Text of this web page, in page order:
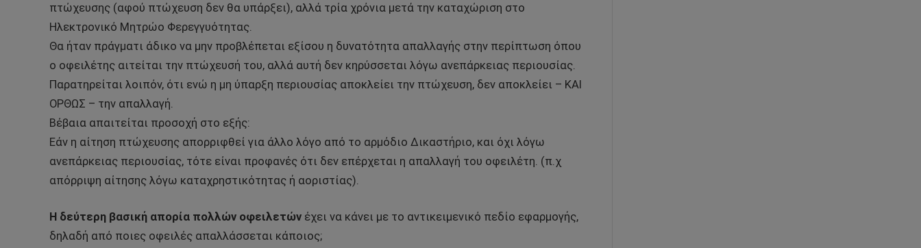
πτώχευσης (αφού πτώχευση δεν θα υπάρξει), αλλά τρία χρόνια μετά την καταχώριση στο
Ηλεκτρονικό Μητρώο Φερεγγυότητας.
Θα ήταν πράγματι άδικο να μην προβλέπεται εξίσου η δυνατότητα απαλλαγής στην περίπτωση όπου
ο οφειλέτης αιτείται την πτώχευσή του, αλλά αυτή δεν κηρύσσεται λόγω ανεπάρκειας περιουσίας.
Παρατηρείται λοιπόν, ότι ενώ η μη ύπαρξη περιουσίας αποκλείει την πτώχευση, δεν αποκλείει – ΚΑΙ
ΟΡΘΩΣ – την απαλλαγή.
Βέβαια απαιτείται προσοχή στο εξής:
Εάν η αίτηση πτώχευσης απορριφθεί για άλλο λόγο από το αρμόδιο Δικαστήριο, και όχι λόγω
ανεπάρκειας περιουσίας, τότε είναι προφανές ότι δεν επέρχεται η απαλλαγή του οφειλέτη. (π.χ
απόρριψη αίτησης λόγω καταχρηστικότητας ή αοριστίας).
Η δεύτερη βασική απορία πολλών οφειλετών έχει να κάνει με το αντικειμενικό πεδίο εφαρμογής,
δηλαδή από ποιες οφειλές απαλλάσσεται κάποιος;